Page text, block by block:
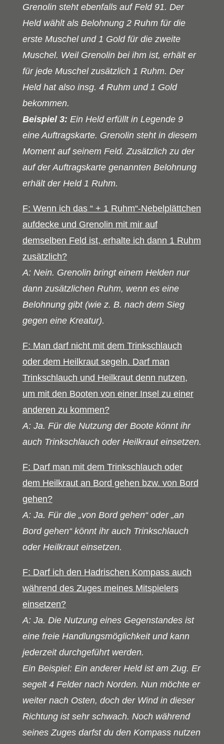
Grenolin steht ebenfalls auf Feld 91. Der
Held wählt als Belohnung 2 Ruhm für die
erste Muschel und 1 Gold für die zweite
Muschel. Weil Grenolin bei ihm ist, erhält er
für jede Muschel zusätzlich 1 Ruhm. Der
Held hat also insg. 4 Ruhm und 1 Gold
bekommen.
Beispiel 3: Ein Held erfüllt in Legende 9
eine Auftragskarte. Grenolin steht in diesem
Moment auf seinem Feld. Zusätzlich zu der
auf der Auftragskarte genannten Belohnung
erhält der Held 1 Ruhm.
F: Wenn ich das “ + 1 Ruhm“-Nebelplättchen
aufdecke und Grenolin mit mir auf
demselben Feld ist, erhalte ich dann 1 Ruhm
zusätzlich?
A: Nein. Grenolin bringt einem Helden nur
dann zusätzlichen Ruhm, wenn es eine
Belohnung gibt (wie z. B. nach dem Sieg
gegen eine Kreatur).
F: Man darf nicht mit dem Trinkschlauch
oder dem Heilkraut segeln. Darf man
Trinkschlauch und Heilkraut denn nutzen,
um mit den Booten von einer Insel zu einer
anderen zu kommen?
A: Ja. Für die Nutzung der Boote könnt ihr
auch Trinkschlauch oder Heilkraut einsetzen.
F: Darf man mit dem Trinkschlauch oder
dem Heilkraut an Bord gehen bzw. von Bord
gehen?
A: Ja. Für die „von Bord gehen“ oder „an
Bord gehen“ könnt ihr auch Trinkschlauch
oder Heilkraut einsetzen.
F: Darf ich den Hadrischen Kompass auch
während des Zuges meines Mitspielers
einsetzen?
A: Ja. Die Nutzung eines Gegenstandes ist
eine freie Handlungsmöglichkeit und kann
jederzeit durchgeführt werden.
Ein Beispiel: Ein anderer Held ist am Zug. Er
segelt 4 Felder nach Norden. Nun möchte er
weiter nach Osten, doch der Wind in dieser
Richtung ist sehr schwach. Noch während
seines Zuges darfst du den Kompass nutzen